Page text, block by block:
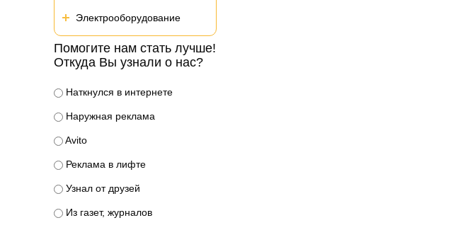
Электрооборудование
Помогите нам стать лучше!
Откуда Вы узнали о нас?
Наткнулся в интернете
Наружная реклама
Avito
Реклама в лифте
Узнал от друзей
Из газет, журналов